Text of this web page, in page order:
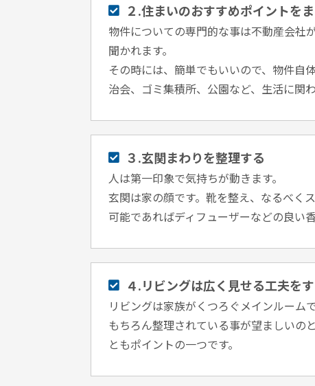
２.住まいのおすすめポイントを
物件についての専門的な事は不動産会社
聞かれます。
その時には、簡単でもいいので、物件自
治会、ゴミ集積所、公園など、生活に関
３.玄関まわりを整理する
人は第⼀印象で気持ちが動きます。
玄関は家の顔です。靴を整え、なるべく
可能であればディフューザーなどの良い
４.リビングは広く見せる工夫を
リビングは家族がくつろぐメインルームで
もちろん整理されている事が望ましいの
ともポイントの⼀つです。